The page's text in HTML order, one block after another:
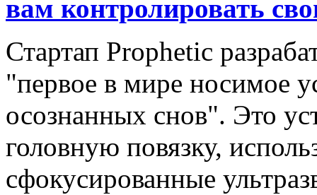
вам контролировать
Стартап Prophetic
"первое в мире носимое
осознанных снов". Это
головную повязку,
сфокусированные